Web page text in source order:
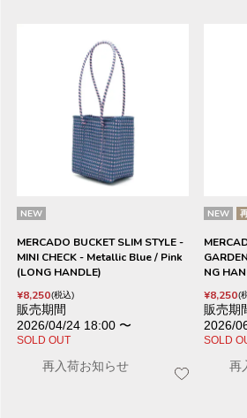
NEW
MERCADO BUCKET SLIM STYLE -
MINI CHECK - Metallic Blue / Pink
(LONG HANDLE)
¥8,250 税込
販売期間
2026/04/24 18:00 〜
SOLD OUT
再入荷お知らせ
NEW
NG
¥8,250
販売期
2026/
SOLD
再